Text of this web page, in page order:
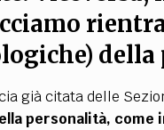
della
già citata delle
personalità, come